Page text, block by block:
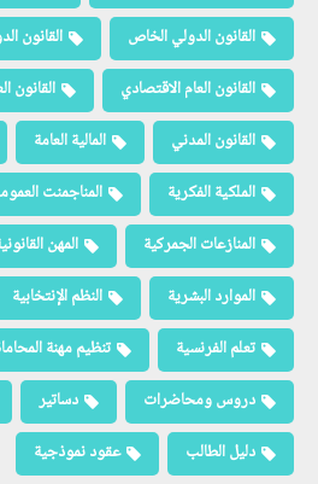
القانون الدولي الخاص
القانون
القانون العام الاقتصادي
القانون
القانون المدني
المالية العامة
الملكية الفكرية
المناجمنت
المنازعات الجمركية
المهن
الموارد البشرية
النظم الإنتخابية
تعلم الفرنسية
تنظيم مهنة
دروس ومحاضرات
دساتير
دليل الطالب
عقود نموذجية